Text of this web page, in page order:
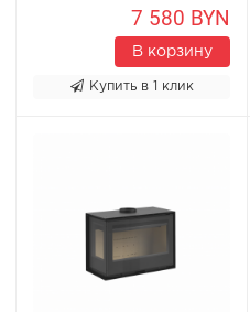
7 580 BYN
В корзину
Купить в 1 клик